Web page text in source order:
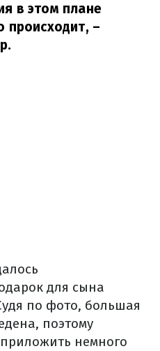
в этом плане
происходит, –
для сына
по фото, большая
поэтому
немного